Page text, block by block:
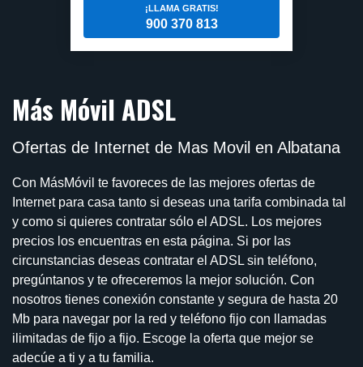
¡LLAMA GRATIS!
900 370 813
Más Móvil ADSL
Ofertas de Internet de Mas Movil en Albatana
Con MásMóvil te favoreces de las mejores ofertas de
Internet para casa tanto si deseas una tarifa combinada tal
y como si quieres contratar sólo el ADSL. Los mejores
precios los encuentras en esta página. Si por las
circunstancias deseas contratar el ADSL sin teléfono,
pregúntanos y te ofreceremos la mejor solución. Con
nosotros tienes conexión constante y segura de hasta 20
Mb para navegar por la red y teléfono fijo con llamadas
ilimitadas de fijo a fijo. Escoge la oferta que mejor se
adecúe a ti y a tu familia.